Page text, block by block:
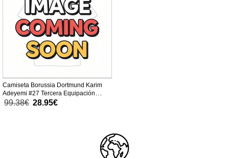
Camiseta Borussia Dortmund Karim
Adeyemi #27 Tercera Equipación
Replica 2025-26 para mujer mangas
99.38€ 28.95€